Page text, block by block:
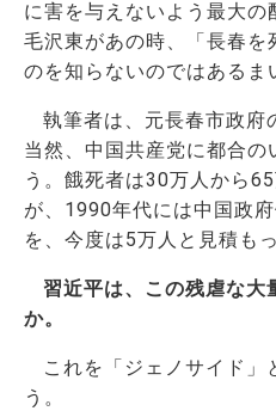
に害を与えないよう最大の
毛沢東があの時、「長春を
のを知らないのではあるま
執筆者は、元長春市政府
当然、中国共産党に都合の
う。餓死者は30万人から
が、1990年代には中国政
を、今度は5万人と見積も
習近平は、この残虐な大
か。
これを「ジェノサイド」
う。